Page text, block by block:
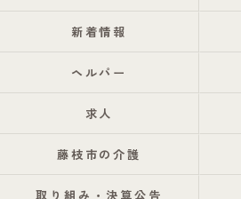
新着情報
ヘルパー
求人
藤枝市の介護
取り組み・決算公告